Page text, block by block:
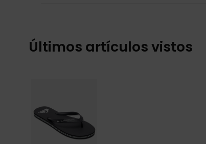
Últimos artículos vistos